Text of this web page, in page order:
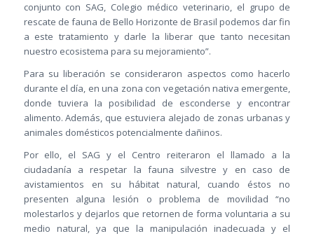
conjunto con SAG, Colegio médico veterinario, el grupo de
rescate de fauna de Bello Horizonte de Brasil podemos dar fin
a este tratamiento y darle la liberar que tanto necesitan
nuestro ecosistema para su mejoramiento”.
Para su liberación se consideraron aspectos como hacerlo
durante el día, en una zona con vegetación nativa emergente,
donde tuviera la posibilidad de esconderse y encontrar
alimento. Además, que estuviera alejado de zonas urbanas y
animales domésticos potencialmente dañinos.
Por ello, el SAG y el Centro reiteraron el llamado a la
ciudadanía a respetar la fauna silvestre y en caso de
avistamientos en su hábitat natural, cuando éstos no
presenten alguna lesión o problema de movilidad “no
molestarlos y dejarlos que retornen de forma voluntaria a su
medio natural, ya que la manipulación inadecuada y el